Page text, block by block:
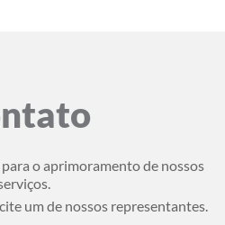
o aprimoramento de nossos
um de nossos representantes.